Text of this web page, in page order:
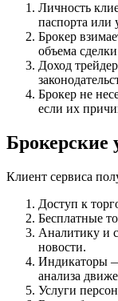
Личность
паспорта или
Брокер
объема
Доход
Брокер не
если их
Брокерские
Клиент сервиса
Доступ к
Бесплатные
Аналитику и
новости.
Индикаторы
анализа
Услуги